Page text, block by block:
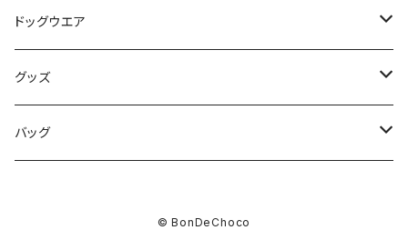
ドッグウエア
リボンワンピ
リボンかぼちゃパンツ
グッズ
ウエットティッシュケース
バッグ
© BonDeChoco